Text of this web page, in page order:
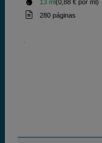
13 ml(0,88 € por ml)
280 páginas